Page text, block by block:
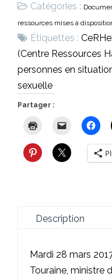
Catégories :
ressources mises à
Étiquettes :
(Centre Ressources
personnes en
sexuelle
Partager :
Description
Mardi 28 mars
Touraine, ministre